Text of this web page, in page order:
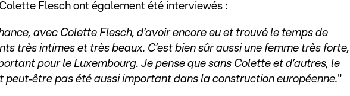
Flesch ont également été interviewés :
avec Colette Flesch, d’avoir encore eu et trouvé le temps de
très intimes et très beaux. C’est bien sûr aussi une femme très forte,
pour le Luxembourg. Je pense que sans Colette et d’autres, le
peut‑être pas été aussi important dans la construction européenne."